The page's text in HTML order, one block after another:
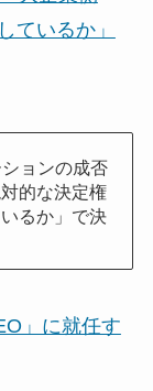
ているか」
ョンの成否
的な決定権
るか」で決
」に就任す